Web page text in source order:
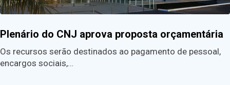
Plenário do CNJ aprova proposta orçamentária
Os recursos serão destinados ao pagamento de pessoal,
encargos sociais,…